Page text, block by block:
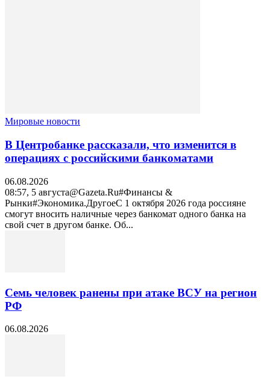
Мировые новости
В Центробанке рассказали, что изменится в
операциях с российскими банкоматами
06.08.2026
08:57, 5 августа@Gazeta.Ru#Финансы &
Рынки#Экономика.ДругоеС 1 октября 2026 года россияне
смогут вносить наличные через банкомат одного банка на
свой счет в другом банке. Об...
Семь человек ранены при атаке ВСУ на регион
РФ
06.08.2026